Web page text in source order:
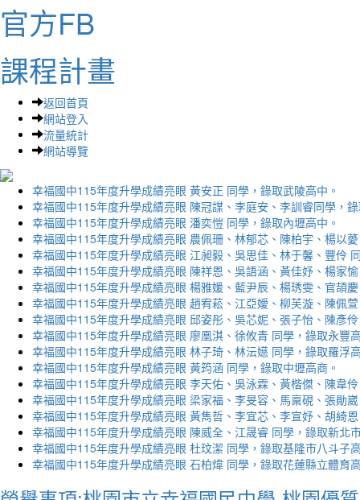
官方FB
課程計畫
返回首頁
網站登入
流量統計
網站導覽
幸福國中115年度升學成績亮眼 黃安正 同學，錄取武陵高中。
幸福國中115年度升學成績亮眼 陳冠謀、李庭安、李訓睿同學，
幸福國中115年度升學成績亮眼 潘奕愷 同學，錄取內壢高中。
幸福國中115年度升學成績亮眼 農佩珊、林郁芯、陳柏宇、楊以
幸福國中115年度升學成績亮眼 江昶毅、吳思佳、林于馨、豐伶
幸福國中115年度升學成績亮眼 陳祥恩、吳語涵、黃佳妤、楊家
幸福國中115年度升學成績亮眼 楊雅媛、藍尹辰、楊琇雯、官頡
幸福國中115年度升學成績亮眼 趙宥菘、江亞嬡、柳芙漩、陳佩
幸福國中115年度升學成績亮眼 邱姿彤、吳芯妮、張子怡、陳彥
幸福國中115年度升學成績亮眼 廖凰淇、徐攸青 同學，錄取永豐
幸福國中115年度升學成績亮眼 林子琦、林沄嬨 同學，錄取羅浮
幸福國中115年度升學成績亮眼 黃筠涵 同學，錄取中壢高商。
幸福國中115年度升學成績亮眼 李天佑、吳泳霖、黃楷傑、陳韋
幸福國中115年度升學成績亮眼 梁家福、李旻容、馬稟硯、張勛
幸福國中115年度升學成績亮眼 黃雋哲、李宜芯、李宣妤、胡綺
幸福國中115年度升學成績亮眼 陳威全、江晟睿 同學，錄取新北
幸福國中115年度升學成績亮眼 杜玟潔 同學，錄取基隆市八斗子
幸福國中115年度升學成績亮眼 石柏煒 同學，錄取花蓮縣立體育